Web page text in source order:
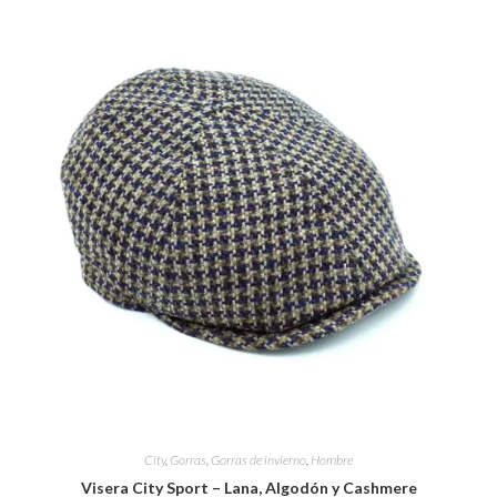
City, Gorras Gorras de invierno Hombre
Visera City Sport – Lana, Algodón y Cashmere